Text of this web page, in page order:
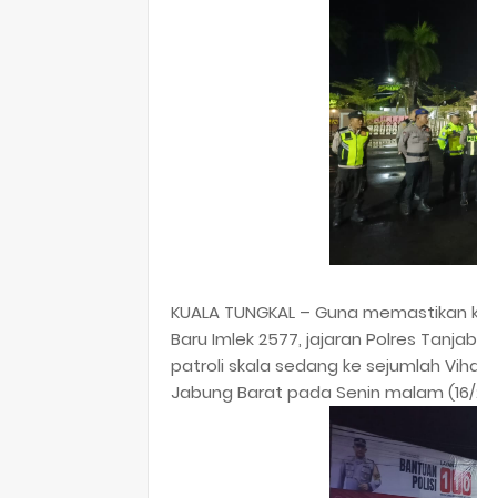
KUALA TUNGKAL – Guna
Baru Imlek 2577, jajaran Polres
patroli skala sedang ke sejumlah
Jabung Barat pada Senin malam (16/